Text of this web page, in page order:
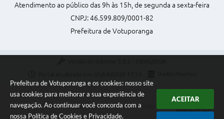
Prefeitura de Votuporanga e os cookies: nosso site
usa cookies para melhorar a sua experiência de
navegação. Ao continuar você concorda com a
nossa Política de Cookies e Privacidade.
ACEITAR
Atendimento ao público das 9h às 15h, de segunda a sexta-feira
CNPJ: 46.599.809/0001-82
Prefeitura de Votuporanga
Copyright Instar - 2006-2026. Todos os direitos reservados -
Instar Tecnologia